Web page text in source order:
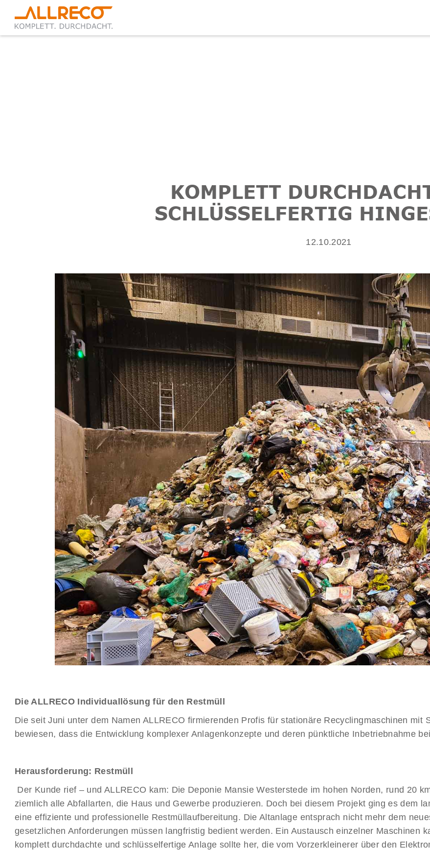
KOMPLETT
SCHLÜSSELFERTIG
12.10.2021
Die ALLRECO Individuallösung für den Restmüll
Die seit Juni unter dem Namen ALLRECO firmierenden Profis für stationäre Recyclingmaschinen mit
bewiesen, dass die Entwicklung komplexer Anlagenkonzepte und deren pünktliche Inbetriebnahme
Herausforderung: Restmüll
Der Kunde rief – und ALLRECO kam: Die Deponie Mansie Westerstede im hohen Norden, rund 20
ziemlich alle Abfallarten, die Haus und Gewerbe produzieren. Doch bei diesem Projekt ging es dem
eine effiziente und professionelle Restmüllaufbereitung. Die Altanlage entsprach nicht mehr dem
gesetzlichen Anforderungen müssen langfristig bedient werden. Ein Austausch einzelner Maschinen
komplett durchdachte und schlüsselfertige Anlage sollte her, die vom Vorzerkleinerer über den